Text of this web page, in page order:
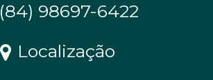
(84) 98697-6422
Localização